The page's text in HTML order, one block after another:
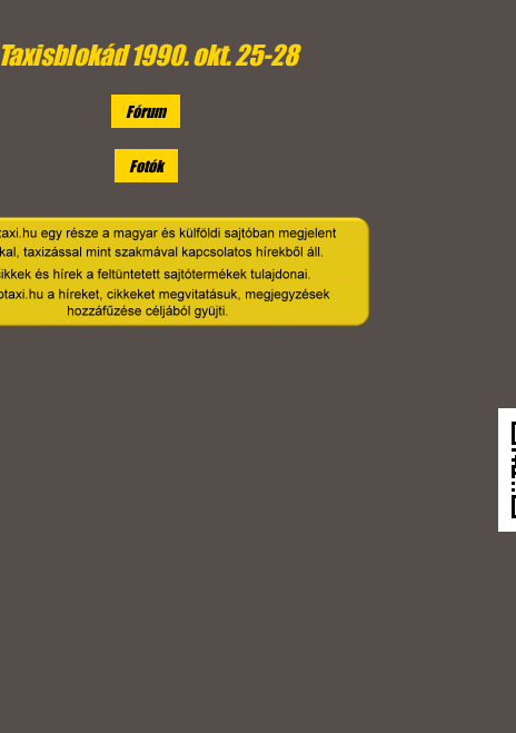
Taxisblokád 1990. okt. 25-28
Fórum
Fotók